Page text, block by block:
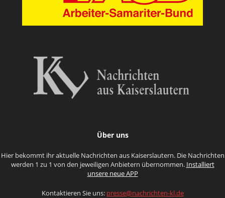
Über uns
Hier bekommt ihr aktuelle Nachrichten aus Kaiserslautern. Die Nachrichten
werden 1 zu 1 von den jeweiligen Anbietern übernommen. Installiert
unsere neue APP
Kontaktieren Sie uns: presse@nachrichten-kl.de